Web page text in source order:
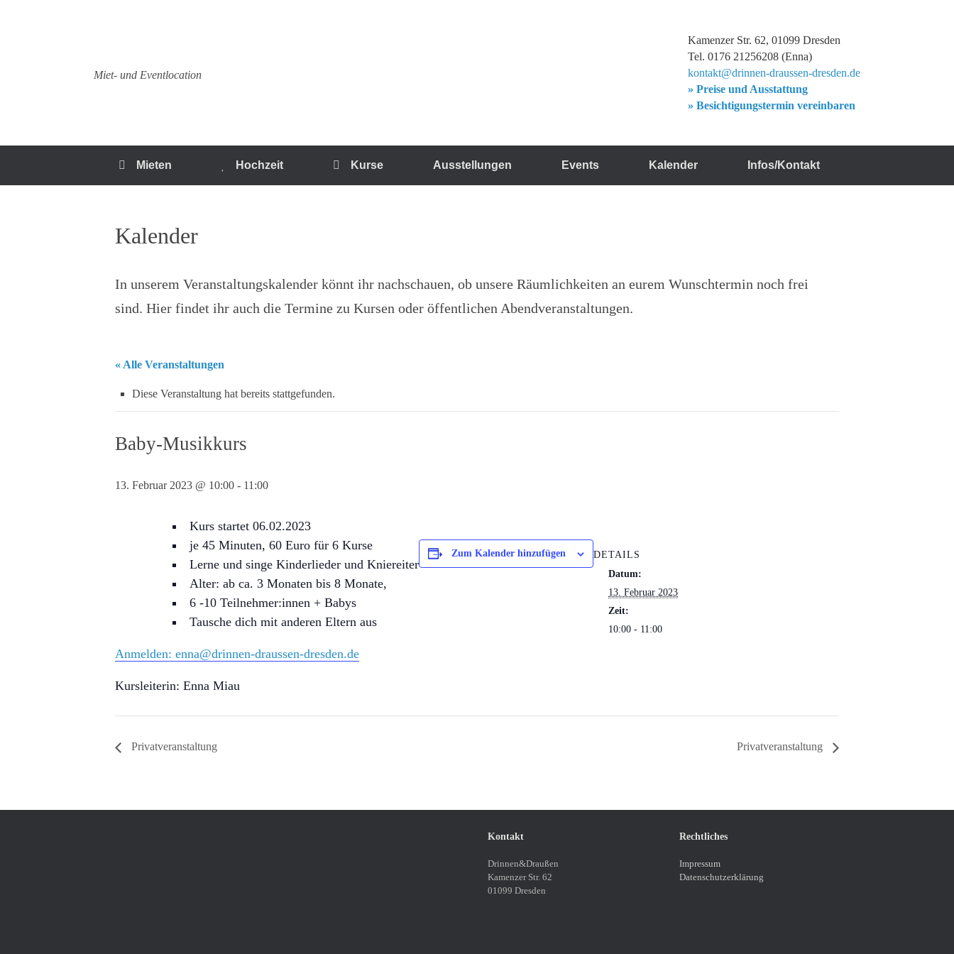
Miet- und Eventlocation
Kamenzer Str. 62, 01099 Dresden
Tel. 0176 21256208 (Enna)
kontakt@drinnen-draussen-dresden.de
» Preise und Ausstattung
» Besichtigungstermin vereinbaren
Mieten Hochzeit Kurse Ausstellungen Events Kalender Infos/Kontakt
Kalender
In unserem Veranstaltungskalender könnt ihr nachschauen, ob unsere Räumlichkeiten an eurem Wunschtermin noch frei
sind. Hier findet ihr auch die Termine zu Kursen oder öffentlichen Abendveranstaltungen.
« Alle Veranstaltungen
Diese Veranstaltung hat bereits stattgefunden.
Baby-Musikkurs
13. Februar 2023 @ 10:00 - 11:00
Kurs startet 06.02.2023
je 45 Minuten, 60 Euro für 6 Kurse
Lerne und singe Kinderlieder und Kniereiter
Alter: ab ca. 3 Monaten bis 8 Monate,
6 -10 Teilnehmer:innen + Babys
Tausche dich mit anderen Eltern aus
Anmelden: enna@drinnen-draussen-dresden.de
Kursleiterin: Enna Miau
Zum Kalender hinzufügen
DETAILS
Datum:
13. Februar 2023
Zeit:
10:00 - 11:00
Privatveranstaltung Privatveranstaltung
Kontakt
Drinnen&Draußen
Kamenzer Str. 62
01099 Dresden
Rechtliches
Impressum
Datenschutzerklärung